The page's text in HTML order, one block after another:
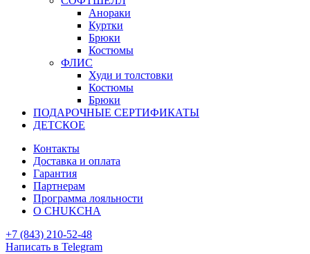
Анораки
Куртки
Брюки
Костюмы
ФЛИС
Худи и толстовки
Костюмы
Брюки
ПОДАРОЧНЫЕ СЕРТИФИКАТЫ
ДЕТСКОЕ
Контакты
Доставка и оплата
Гарантия
Партнерам
Программа лояльности
О CHUKCHA
+7 (843) 210-52-48
Написать в Telegram